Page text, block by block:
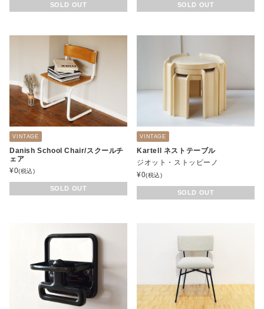
SOLD OUT SOLD OUT
VINTAGE
Danish School Chair/スクールチ
ェア
¥0(税込)
SOLD OUT
VINTAGE
Kartell ネストテーブル
ジオット・ストッピーノ
¥0(税込)
SOLD OUT